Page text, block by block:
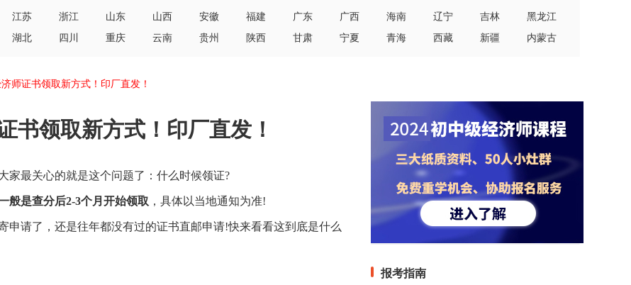
江苏 浙江 山东 山西 安徽 福建 广东 广西 海南 辽宁 吉林
黑龙江
湖北 四川 重庆 云南 贵州 陕西 甘肃 宁夏 青海 西藏 新疆 内蒙古
师证书领取新方式！印厂直发！
书领取新方式！印厂直发！
家最关心的就是这个问题了：什么时候领证?
般是查分后2-3个月开始领取 ，具体以当地通知为准!
申请了，还是往年都没有过的证书直邮申请!快来看看这到底是什么
报考指南